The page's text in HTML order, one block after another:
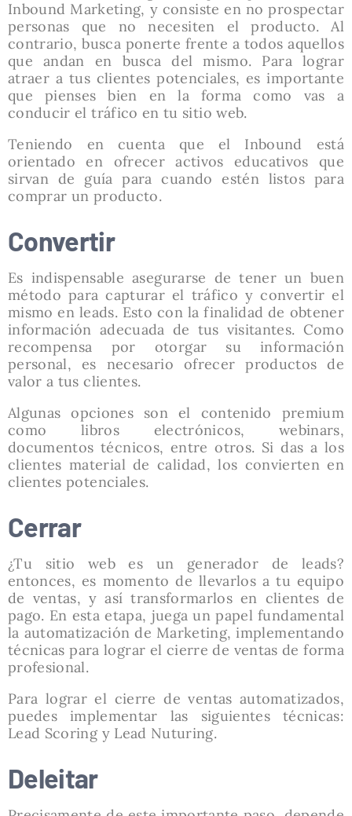
Inbound Marketing, y consiste en no prospectar
personas que no necesiten el producto. Al
contrario, busca ponerte frente a todos aquellos
que andan en busca del mismo. Para lograr
atraer a tus clientes potenciales, es importante
que pienses bien en la forma como vas a
conducir el tráfico en tu sitio web.
Teniendo en cuenta que el Inbound está
orientado en ofrecer activos educativos que
sirvan de guía para cuando estén listos para
comprar un producto.
Convertir
Es indispensable asegurarse de tener un buen
método para capturar el tráfico y convertir el
mismo en leads. Esto con la finalidad de obtener
información adecuada de tus visitantes. Como
recompensa por otorgar su información
personal, es necesario ofrecer productos de
valor a tus clientes.
Algunas opciones son el contenido premium
como libros electrónicos, webinars,
documentos técnicos, entre otros. Si das a los
clientes material de calidad, los convierten en
clientes potenciales.
Cerrar
¿Tu sitio web es un generador de leads?
entonces, es momento de llevarlos a tu equipo
de ventas, y así transformarlos en clientes de
pago. En esta etapa, juega un papel fundamental
la automatización de Marketing, implementando
técnicas para lograr el cierre de ventas de forma
profesional.
Para lograr el cierre de ventas automatizados,
puedes implementar las siguientes técnicas:
Lead Scoring y Lead Nuturing.
Deleitar